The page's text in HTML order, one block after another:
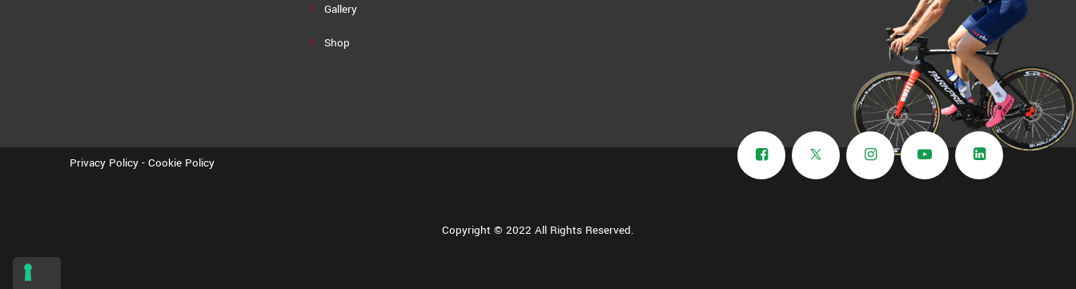
Gallery
Shop
Privacy Policy - Cookie Policy
Copyright © 2022 All Rights Reserved.